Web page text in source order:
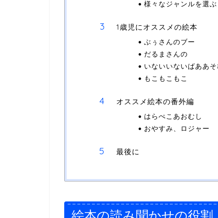
様々なジャンルを選ぶ
1歳児にオススメの絵本
ぶぅさんのブー
だるまさんの
いないいないばああ
もこもこもこ
オススメ絵本の番外編
はらぺこあおむし
おやすみ、ロジャー
最後に